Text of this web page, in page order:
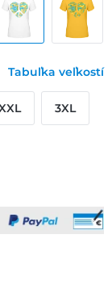
Tabuľka veľkostí
3XL